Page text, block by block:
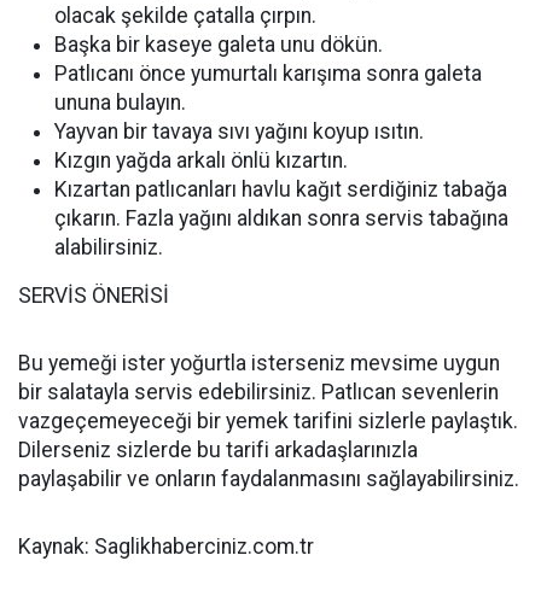
olacak şekilde çatalla çırpın.
Başka bir kaseye galeta unu dökün.
Patlıcanı önce yumurtalı karışıma sonra galeta
ununa bulayın.
Yayvan bir tavaya sıvı yağını koyup ısıtın.
Kızgın yağda arkalı önlü kızartın.
Kızartan patlıcanları havlu kağıt serdiğiniz tabağa
çıkarın. Fazla yağını aldıkan sonra servis tabağına
alabilirsiniz.
SERVİS ÖNERİSİ
Bu yemeği ister yoğurtla isterseniz mevsime uygun
bir salatayla servis edebilirsiniz. Patlıcan sevenlerin
vazgeçemeyeceği bir yemek tarifini sizlerle paylaştık.
Dilerseniz sizlerde bu tarifi arkadaşlarınızla
paylaşabilir ve onların faydalanmasını sağlayabilirsiniz.
Kaynak: Saglikhaberciniz.com.tr